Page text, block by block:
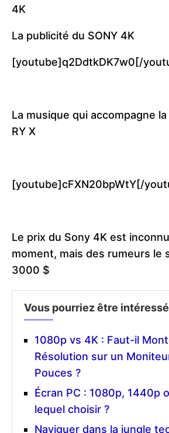
4K
La publicité du SONY 4K
[youtube]q2DdtkDK7w0[/
La musique qui accompagne
RY X
[youtube]cFXN20bpWtY[/
Le prix du Sony 4K est
moment, mais des rumeurs le
3000 $
Vous pourriez être
1080p vs 4K : Faut-il
Résolution sur un
Pouces ?
Écran PC : 1080p, 1440p
lequel choisir ?
Naviguer dans la jungle